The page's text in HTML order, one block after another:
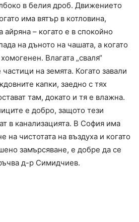
в белия дроб. Движението
има вятър в котловина,
айряна – когато е в спокойно
на дъното на чашата, а когато
Влагата „сваля“
на земята. Когато завали
капки, заедно с тях
там, докато и тя е влажна.
е добро, защото тези
в канализацията. В София има
на чистотата на въздуха и когато
замърсяване, е добре да се
д-р Симидчиев.